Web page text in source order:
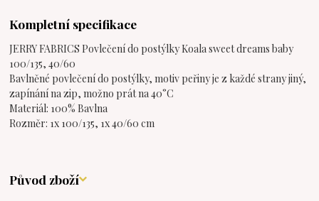
Kompletní specifikace
JERRY FABRICS Povlečení do postýlky Koala sweet dreams baby
100/135, 40/60
Bavlněné povlečení do postýlky, motiv peřiny je z každé strany jiný,
zapínání na zip, možno prát na 40°C
Materiál: 100% Bavlna
Rozměr: 1x 100/135, 1x 40/60 cm
Původ zboží